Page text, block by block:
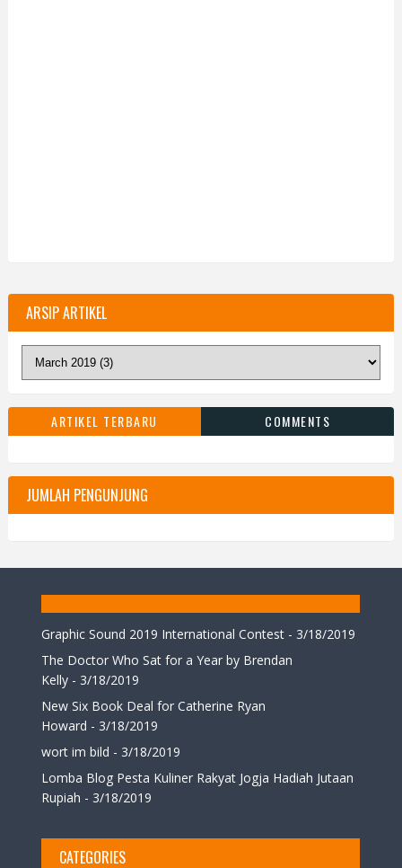
ARSIP ARTIKEL
ARTIKEL TERBARU COMMENTS
JUMLAH PENGUNJUNG
Graphic Sound 2019 International Contest - 3/18/2019
The Doctor Who Sat for a Year by Brendan
Kelly - 3/18/2019
New Six Book Deal for Catherine Ryan
Howard - 3/18/2019
wort im bild - 3/18/2019
Lomba Blog Pesta Kuliner Rakyat Jogja Hadiah Jutaan
Rupiah - 3/18/2019
CATEGORIES